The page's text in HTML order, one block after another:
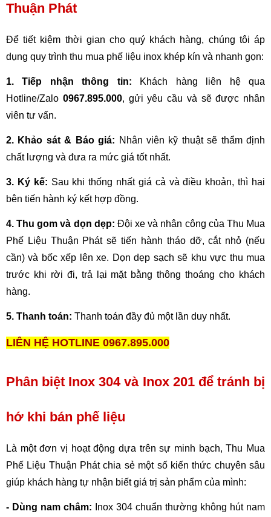
Thuận Phát
Để tiết kiệm thời gian cho quý khách hàng, chúng tôi áp
dụng quy trình thu mua phế liệu inox khép kín và nhanh gọn:
1. Tiếp nhận thông tin: Khách hàng liên hệ qua
Hotline/Zalo 0967.895.000, gửi yêu cầu và sẽ được nhân
viên tư vấn.
2. Khảo sát & Báo giá: Nhân viên kỹ thuật sẽ thẩm định
chất lượng và đưa ra mức giá tốt nhất.
3. Ký kế: Sau khi thống nhất giá cả và điều khoản, thì hai
bên tiến hành ký kết hợp đồng.
4. Thu gom và dọn dẹp: Đội xe và nhân công của Thu Mua
Phế Liệu Thuận Phát sẽ tiến hành tháo dỡ, cắt nhỏ (nếu
cần) và bốc xếp lên xe. Dọn dẹp sạch sẽ khu vực thu mua
trước khi rời đi, trả lại mặt bằng thông thoáng cho khách
hàng.
5. Thanh toán: Thanh toán đầy đủ một lần duy nhất.
LIÊN HỆ HOTLINE 0967.895.000
Phân biệt Inox 304 và Inox 201 để tránh bị
hớ khi bán phế liệu
Là một đơn vị hoạt động dựa trên sự minh bạch, Thu Mua
Phế Liệu Thuận Phát chia sẻ một số kiến thức chuyên sâu
giúp khách hàng tự nhận biết giá trị sản phẩm của mình:
- Dùng nam châm: Inox 304 chuẩn thường không hút nam